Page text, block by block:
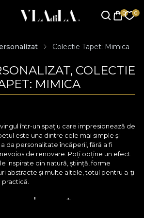
Colectie Tapet: Mimica
COLECTIE
MIMICA
într-un spațiu care impresionează de
este una dintre cele mai simple și
da personalitate încăperii, fără a fi
de renovare. Poți obține un efect
inspirate din natură, știință, forme
abstracte și multe altele, totul pentru a-ți
cu eleganța cu